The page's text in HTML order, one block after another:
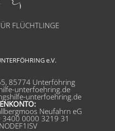
FLÜCHTLINGE
e.V.
85774 Unterföhring
unterfoehring.de
unterfoehring.de
Neufahrn eG
3400 0000 3219 31